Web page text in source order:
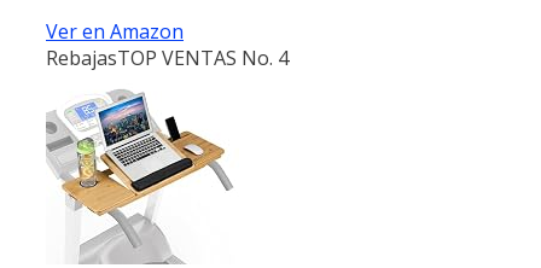
Ver en Amazon
RebajasTOP VENTAS No. 4